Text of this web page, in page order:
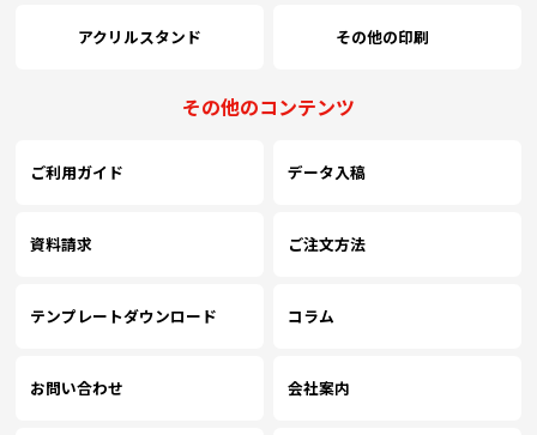
アクリルスタンド その他の印刷
その他のコンテンツ
ご利用ガイド データ入稿
資料請求 ご注文方法
テンプレートダウンロード コラム
お問い合わせ 会社案内